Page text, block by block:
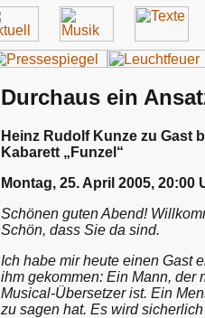
Durchaus ein
Heinz Rudolf Kunze zu Gast
Kabarett „Funzel“
Montag, 25. April 2005, 20:00
Schönen guten Abend!
Schön, dass Sie da sind.
Ich habe mir heute einen Gast
ihm gekommen: Ein Mann, der
Musical-Übersetzer ist. Ein
zu sagen hat. Es wird